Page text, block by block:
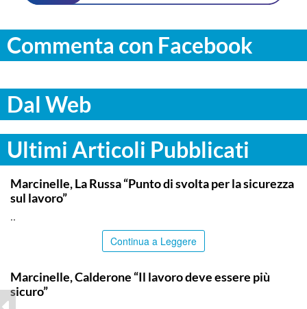
Commenta con Facebook
Dal Web
Ultimi Articoli Pubblicati
ITALPRESS
Marcinelle, La Russa “Punto di svolta per la sicurezza
sul lavoro”
..
Continua a Leggere
Marcinelle, Calderone “Il lavoro deve essere più
sicuro”